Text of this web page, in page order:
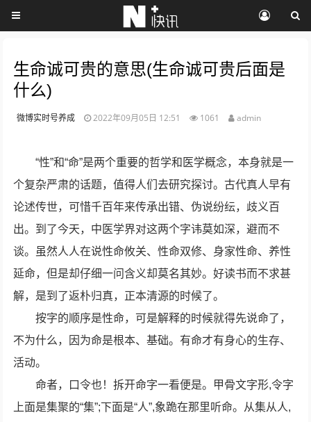
生命诚可贵的意思(生命诚可贵后面是
什么)
微博实时号养成 2022年09月05日 12:51 1061 admin
“性”和“命”是两个重要的哲学和医学概念，本身就是一
个复杂严肃的话题，值得人们去研究探讨。古代真人早有
论述传世，可惜千百年来传承出错、伪说纷纭，歧义百
出。到了今天，中医学界对这两个字讳莫如深，避而不
谈。虽然人人在说性命攸关、性命双修、身家性命、养性
延命，但是却仔细一问含义却莫名其妙。好读书而不求甚
解，是到了返朴归真，正本清源的时候了。
按字的顺序是性命，可是解释的时候就得先说命了，
不为什么，因为命是根本、基础。有命才有身心的生存、
活动。
命者，口令也！拆开命字一看便是。甲骨文字形,令字
上面是集聚的“集”;下面是“人”,象跪在那里听命。从集从人,